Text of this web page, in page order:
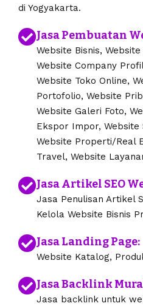
di Yogyakarta.
Jasa Pembuatan
Website Bisnis,
Website Company
Website Toko Online,
Portofolio, Website
Website Galeri Foto,
Ekspor Impor,
Website Properti/Real
Travel, Website
Jasa Artikel SEO
Jasa Penulisan Artikel
Kelola Website Bisnis
Jasa Landing Page:
Website Katalog,
Jasa Backlink
Jasa backlink untuk